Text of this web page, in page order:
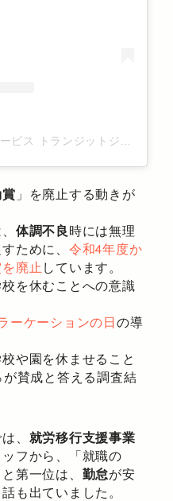
」を廃止する動きが
体調不良 時には無理
ために、 令和4年度か
廃止 しています。
を休むことへの意識
ーケーションの日の導
や園を休ませること
が賛成と答える調査結
、 就労移行支援事業
フから、「就職の
第一位は、 勤怠が安
も出ていました。